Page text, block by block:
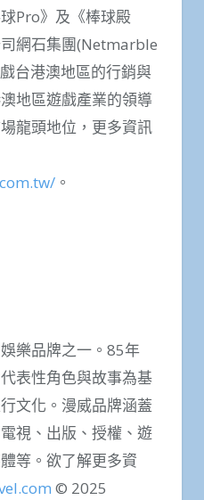
Pro》及《棒球殿
網石集團(Netmarble
台港澳地區的行銷與
地區遊戲產業的領導
龍頭地位，更多資訊
。
樂品牌之一。85年
表性角色與故事為基
文化。漫威品牌涵蓋
視、出版、授權、遊
等。欲了解更多資
© 2025